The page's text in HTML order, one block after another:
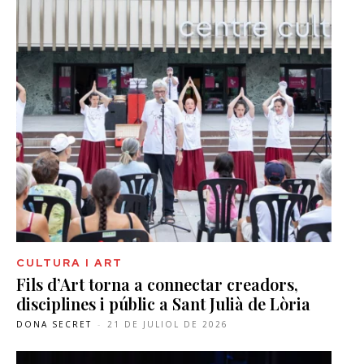
CULTURA I ART
Fils d’Art torna a connectar creadors,
disciplines i públic a Sant Julià de Lòria
DONA SECRET - 21 DE JULIOL DE 2026